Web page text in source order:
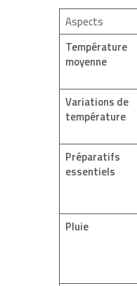
Aspects
Température
moyenne
Variations de
température
Préparatifs
essentiels
Pluie